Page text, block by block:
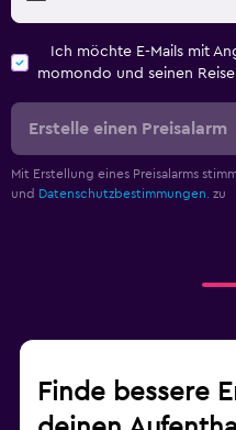
Ich möchte E-Mails mit
momondo und seinen
Erstelle einen Preisalarm
Mit Erstellung eines Preisalarms
und Datenschutzbestimmungen. zu
Finde bessere